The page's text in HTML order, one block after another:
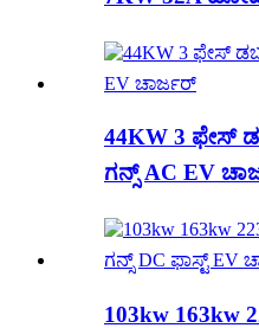
44KW 3 ಫೇಸ್
ಗನ್ಸ್ AC EV
103kw 163kw